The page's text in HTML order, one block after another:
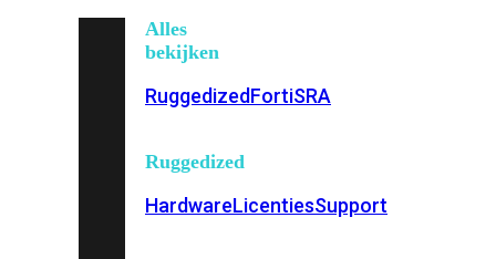
Alles
bekijken
RuggedizedFortiSRA
Ruggedized
HardwareLicentiesSupport